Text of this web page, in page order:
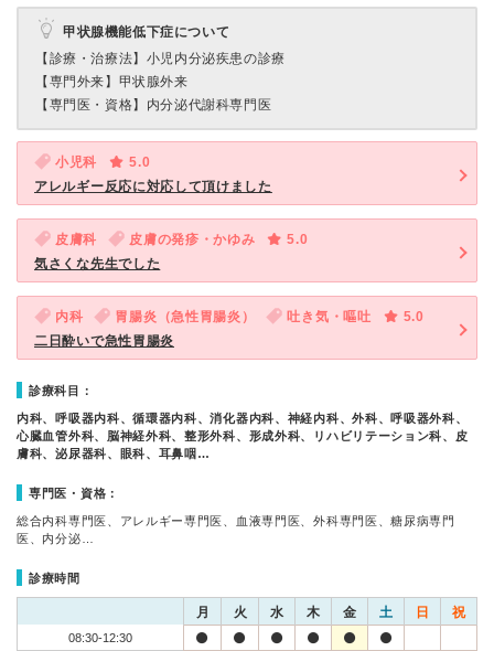
甲状腺機能低下症について
【診療・治療法】 小児内分泌疾患の診療
【専門外来】 甲状腺外来
【専門医・資格】 内分泌代謝科専門医
小児科
5.0
アレルギー反応に対応して頂けました
皮膚科 皮膚の発疹・かゆみ
5.0
気さくな先生でした
内科 胃腸炎（急性胃腸炎） 吐き気・嘔吐
5.0
二日酔いで急性胃腸炎
診療科目：
内科、呼吸器内科、循環器内科、消化器内科、神経内科、外科、呼吸器外科、
心臓血管外科、脳神経外科、整形外科、形成外科、リハビリテーション科、皮
膚科、泌尿器科、眼科、耳鼻咽…
専門医・資格：
総合内科専門医、アレルギー専門医、血液専門医、外科専門医、糖尿病専門
医、内分泌…
診療時間
月 火 水 木 金 土 日 祝
08:30-12:30